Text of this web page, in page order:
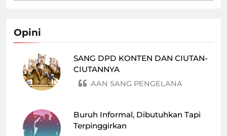
Opini
SANG DPD KONTEN DAN CIUTAN-
CIUTANNYA
AAN SANG PENGELANA
Buruh Informal, Dibutuhkan Tapi
Terpinggirkan